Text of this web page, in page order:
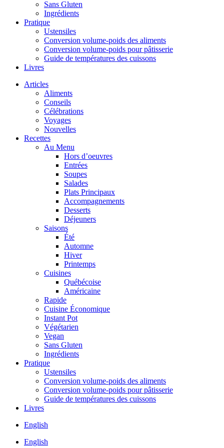
Sans Gluten
Ingrédients
Pratique
Ustensiles
Conversion volume-poids des aliments
Conversion volume-poids pour pâtisserie
Guide de températures des cuissons
Livres
Articles
Aliments
Conseils
Célébrations
Voyages
Nouvelles
Recettes
Au Menu
Hors d’oeuvres
Entrées
Soupes
Salades
Plats Principaux
Accompagnements
Desserts
Déjeuners
Saisons
Été
Automne
Hiver
Printemps
Cuisines
Québécoise
Américaine
Rapide
Cuisine Économique
Instant Pot
Végétarien
Vegan
Sans Gluten
Ingrédients
Pratique
Ustensiles
Conversion volume-poids des aliments
Conversion volume-poids pour pâtisserie
Guide de températures des cuissons
Livres
English
English